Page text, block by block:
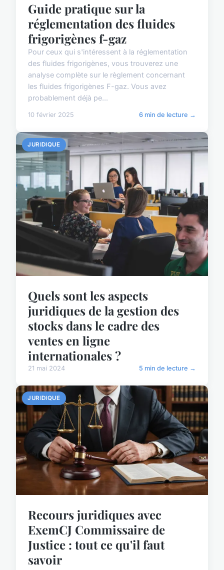
Guide pratique sur la
réglementation des fluides
frigorigènes f-gaz
Pour ceux qui s'intéressent à la réglementation
des fluides frigorigènes, vous trouverez une
analyse complète sur le règlement concernant
les fluides frigorigènes F-gaz. Vous avez
probablement déjà pe...
10 février 2025 6 min de lecture →
JURIDIQUE
Quels sont les aspects
juridiques de la gestion des
stocks dans le cadre des
ventes en ligne
internationales ?
21 mai 2024 5 min de lecture →
JURIDIQUE
Recours juridiques avec
ExemCJ Commissaire de
Justice : tout ce qu'il faut
savoir